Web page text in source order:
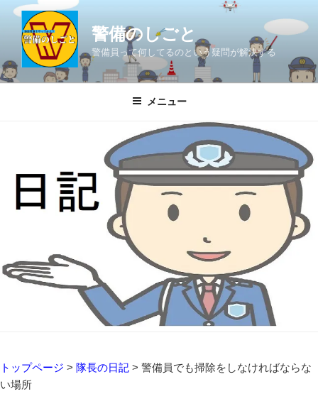
ン
ツ
警備のしごと
警備員って何してるのという疑問が解決する
メニュー
トップページ > 隊長の日記 > 警備員でも掃除をしなければならな
い場所